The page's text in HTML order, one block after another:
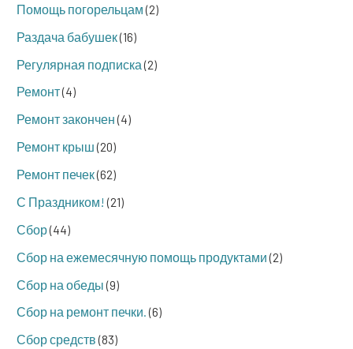
Помощь погорельцам(2)
Раздача бабушек(16)
Регулярная подписка(2)
Ремонт(4)
Ремонт закончен(4)
Ремонт крыш(20)
Ремонт печек(62)
С Праздником! (21)
Сбор(44)
Сбор на ежемесячную помощь продуктами(2)
Сбор на обеды(9)
Сбор на ремонт печки.(6)
Сбор средств(83)